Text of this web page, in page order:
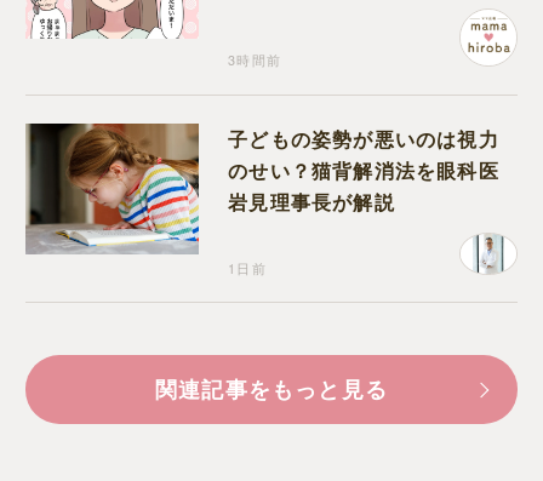
3時間前
子どもの姿勢が悪いのは視力
のせい？猫背解消法を眼科医
岩見理事長が解説
1日前
関連記事をもっと見る